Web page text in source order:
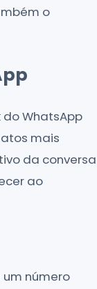
o
WhatsApp
mais
da conversa
ao
número